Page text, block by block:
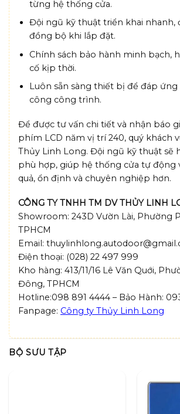
từng hệ thống cửa.
Đội ngũ kỹ thuật triển khai nhanh,
đồng bộ khi lắp đặt.
Chính sách bảo hành minh bạch,
cố kịp thời.
Luôn sẵn sàng thiết bị để đáp
công công trình.
Để được tư vấn chi tiết và nhận báo
phím LCD năm vị trí 240, quý khách
Thủy Linh Long. Đội ngũ kỹ thuật sẽ
phù hợp, giúp hệ thống cửa tự động
quả, ổn định và chuyên nghiệp hơn.
CÔNG TY TNHH TM DV THỦY LINH
Showroom: 243D Vườn Lài, Phường
TPHCM
Email:
Điện thoại: (028) 22 497 999
Kho hàng: 413/11/16 Lê Văn Quới,
Đông, TPHCM
Hotline:098 891 4444 – Bảo Hành:
Fanpage: Công ty Thủy Linh Long
BỘ SƯU TẬP